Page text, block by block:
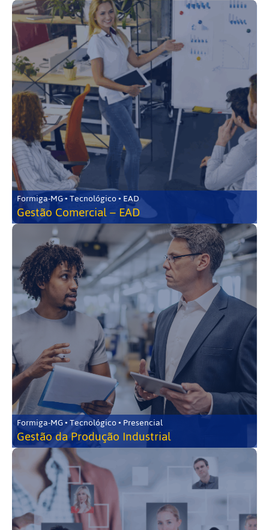
Formiga-MG • Tecnológico • EAD
Gestão Comercial – EAD
Formiga-MG • Tecnológico • Presencial
Gestão da Produção Industrial